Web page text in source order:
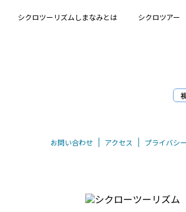
シクロツーリズムしまなみとは シクロツアー
お問い合わせ アクセス プライバシ